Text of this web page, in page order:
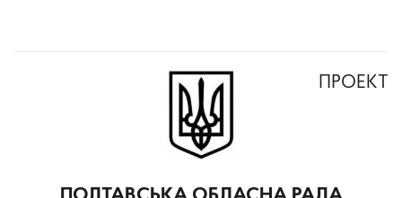
ПРОЕКТ